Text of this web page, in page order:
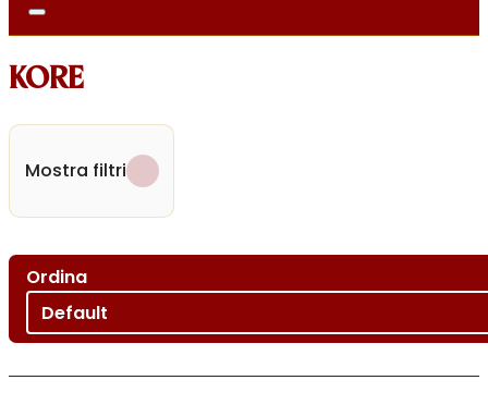
KORE
Mostra filtri
Ordina
Ordina per
Sort content